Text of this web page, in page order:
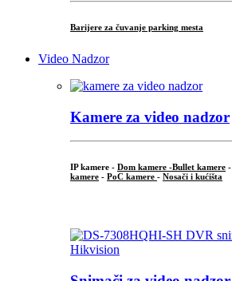
Barijere za čuvanje parking mesta
Video Nadzor
Kamere za video nadzor
IP kamere - Dom kamere -Bullet kamere -
kamere - PoC kamere - Nosači i kućišta